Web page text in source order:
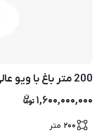
200 متر باغ با ویو عالی
۱,۶۰۰,۰۰۰,۰۰۰
۲۰۰ متر